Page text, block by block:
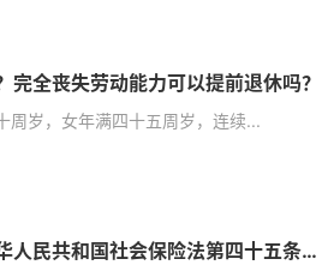
全丧失劳动能力可以提前退休吗？
周岁，女年满四十五周岁，连续...
失业金领取条件是怎么样的？中华人民共和国社会保险法第四十五条内容是什么？